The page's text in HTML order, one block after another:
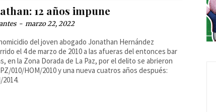
12 años impune
- marzo 22, 2022
del joven abogado Jonathan Hernández
el 4 de marzo de 2010 a las afueras del entonces bar
en la Zona Dorada de La Paz, por el delito se abrieron
010/HOM/2010 y una nueva cuatros años después: